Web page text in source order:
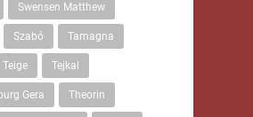
Swensen Matthew
Szabó Tamagna
Teige Tejkal
Gera Theorin